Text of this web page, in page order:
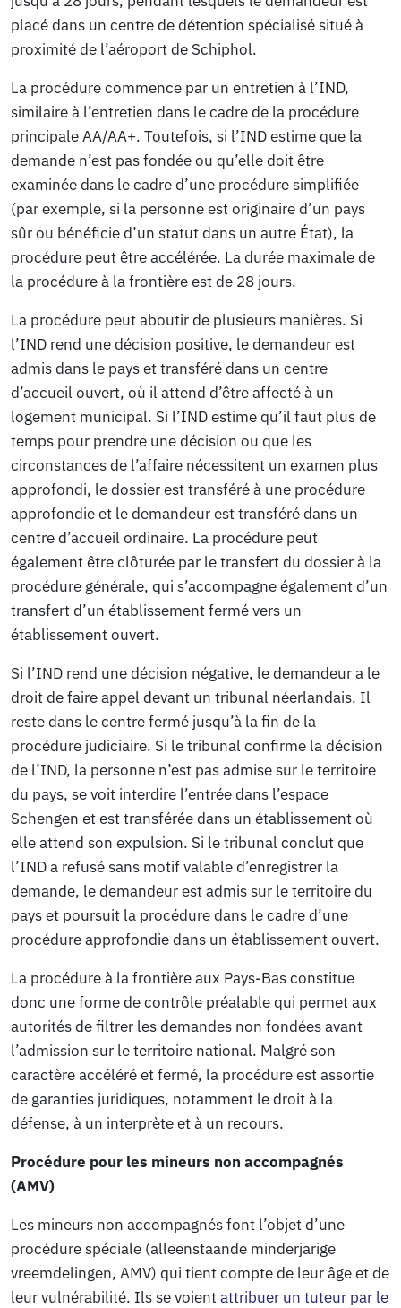
placé dans un centre de détention spécialisé situé à
proximité de l’aéroport de Schiphol.
La procédure commence par un entretien à l’IND,
similaire à l’entretien dans le cadre de la procédure
principale AA/AA+. Toutefois, si l’IND estime que la
demande n’est pas fondée ou qu’elle doit être
examinée dans le cadre d’une procédure simplifiée
(par exemple, si la personne est originaire d’un pays
sûr ou bénéficie d’un statut dans un autre État), la
procédure peut être accélérée. La durée maximale de
la procédure à la frontière est de 28 jours.
La procédure peut aboutir de plusieurs manières. Si
l’IND rend une décision positive, le demandeur est
admis dans le pays et transféré dans un centre
d’accueil ouvert, où il attend d’être affecté à un
logement municipal. Si l’IND estime qu’il faut plus de
temps pour prendre une décision ou que les
circonstances de l’affaire nécessitent un examen plus
approfondi, le dossier est transféré à une procédure
approfondie et le demandeur est transféré dans un
centre d’accueil ordinaire. La procédure peut
également être clôturée par le transfert du dossier à la
procédure générale, qui s’accompagne également d’un
transfert d’un établissement fermé vers un
établissement ouvert.
Si l’IND rend une décision négative, le demandeur a le
droit de faire appel devant un tribunal néerlandais. Il
reste dans le centre fermé jusqu’à la fin de la
procédure judiciaire. Si le tribunal confirme la décision
de l’IND, la personne n’est pas admise sur le territoire
du pays, se voit interdire l’entrée dans l’espace
Schengen et est transférée dans un établissement où
elle attend son expulsion. Si le tribunal conclut que
l’IND a refusé sans motif valable d’enregistrer la
demande, le demandeur est admis sur le territoire du
pays et poursuit la procédure dans le cadre d’une
procédure approfondie dans un établissement ouvert.
La procédure à la frontière aux Pays-Bas constitue
donc une forme de contrôle préalable qui permet aux
autorités de filtrer les demandes non fondées avant
l’admission sur le territoire national. Malgré son
caractère accéléré et fermé, la procédure est assortie
de garanties juridiques, notamment le droit à la
défense, à un interprète et à un recours.
Procédure pour les mineurs non accompagnés
(AMV)
Les mineurs non accompagnés font l’objet d’une
procédure spéciale (alleenstaande minderjarige
vreemdelingen, AMV) qui tient compte de leur âge et de
leur vulnérabilité. Ils se voientattribuer un tuteur par le